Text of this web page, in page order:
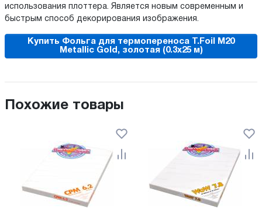
использования плоттера. Является новым современным и
быстрым способ декорирования изображения.
Купить Фольга для термопереноса T.Foil M20
Metallic Gold, золотая (0.3х25 м)
Похожие товары